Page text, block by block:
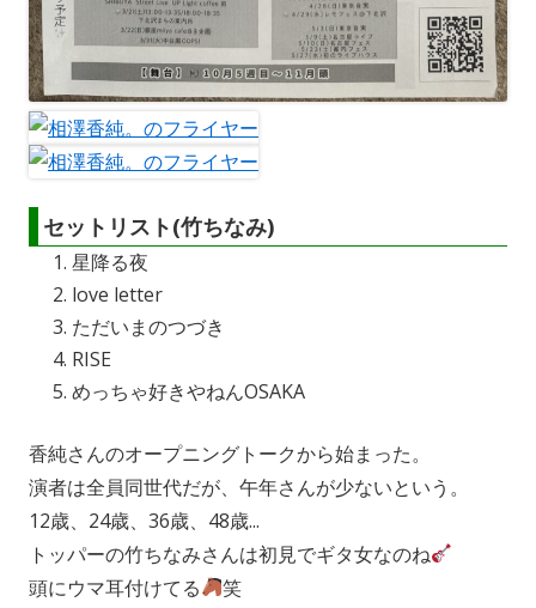
セットリスト(竹ちなみ)
星降る夜
love letter
ただいまのつづき
RISE
めっちゃ好きやねんOSAKA
香純さんのオープニングトークから始まった。
演者は全員同世代だが、午年さんが少ないという。
12歳、24歳、36歳、48歳...
トッパーの竹ちなみさんは初見でギタ女なのね
頭にウマ耳付けてる
笑